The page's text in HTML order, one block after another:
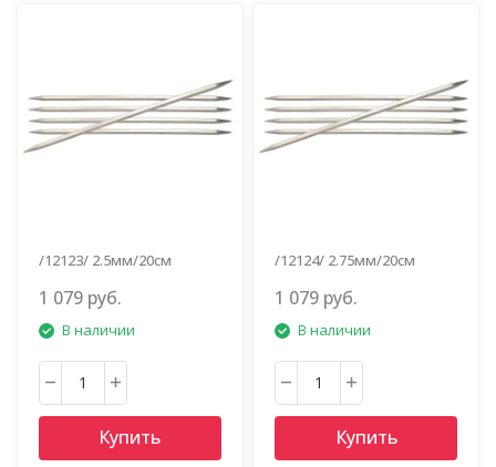
/12123/ 2.5мм/20см
1 079 руб.
В наличии
Купить
/12124/ 2.75мм/20см
1 079 руб.
В наличии
Купить